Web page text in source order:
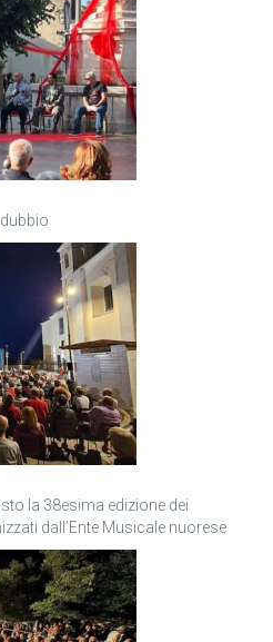
la 38esima edizione dei
dall’Ente Musicale nuorese